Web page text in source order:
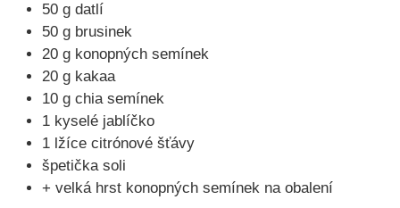
50 g datlí
50 g brusinek
20 g konopných semínek
20 g kakaa
10 g chia semínek
1 kyselé jablíčko
1 lžíce citrónové šťávy
špetička soli
+ velká hrst konopných semínek na obalení